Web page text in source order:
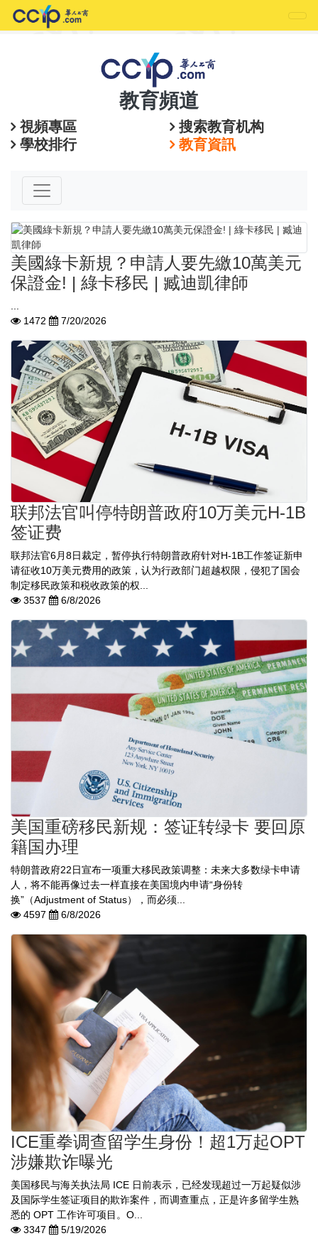
教育頻道
視頻專區
搜索教育机构
學校排行
教育資訊
美國綠卡新規？申請人要先繳10萬美元
保證金! | 綠卡移民 | 臧迪凱律師
...
1472
7/20/2026
联邦法官叫停特朗普政府10万美元H-1B
签证费
联邦法官6月8日裁定，暂停执行特朗普政府针对H-1B工作签证新申
请征收10万美元费用的政策，认为行政部门超越权限，侵犯了国会
制定移民政策和税收政策的权...
3537
6/8/2026
美国重磅移民新规：签证转绿卡 要回原
籍国办理
特朗普政府22日宣布一项重大移民政策调整：未来大多数绿卡申请
人，将不能再像过去一样直接在美国境内申请“身份转
换”（Adjustment of Status），而必须...
4597
6/8/2026
ICE重拳调查留学生身份！超1万起OPT
涉嫌欺诈曝光
美国移民与海关执法局 ICE 日前表示，已经发现超过一万起疑似涉
及国际学生签证项目的欺诈案件，而调查重点，正是许多留学生熟
悉的 OPT 工作许可项目。O...
3347
5/19/2026